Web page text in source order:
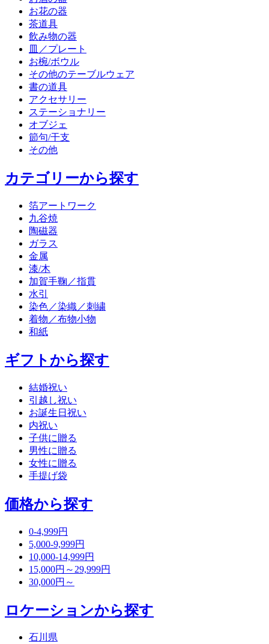
お花の器
茶道具
飲み物の器
皿／プレート
お椀/ボウル
その他のテーブルウェア
書の道具
アクセサリー
ステーショナリー
オブジェ
節句/干支
その他
カテゴリーから探す
箔アートワーク
九谷焼
陶磁器
ガラス
金属
漆/木
加賀手鞠／指貫
水引
染色／染織／刺繍
着物／布物小物
和紙
ギフトから探す
結婚祝い
引越し祝い
お誕生日祝い
内祝い
子供に贈る
男性に贈る
女性に贈る
手提げ袋
価格から探す
0-4,999円
5,000-9,999円
10,000-14,999円
15,000円～29,999円
30,000円～
ロケーションから探す
石川県